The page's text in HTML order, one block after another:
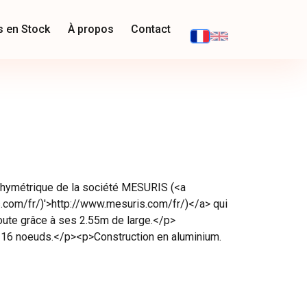
en Stock À propos Contact
de la société MESURIS (<a
fr/)'>http://www.mesuris.com/fr/)</a> qui
grâce à ses 2.55m de large.</p>
noeuds.</p><p>Construction en aluminium.